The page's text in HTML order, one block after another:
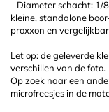
- Diameter schacht: 1/
kleine, standalone
proxxon en
Let op: de geleverde
verschillen van de foto.
Op zoek naar een
microfreesjes in de